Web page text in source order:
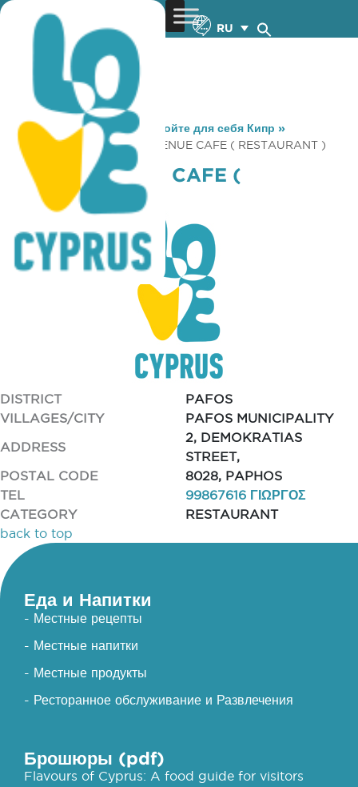
RU
You are here: Home »Откройте для себя Кипр »
Gastronomy
» KORIVOS VENUE CAFE ( RESTAURANT )
KORIVOS VENUE CAFE (
RESTAURANT )
DISTRICT
PAFOS
VILLAGES/CITY
PAFOS MUNICIPALITY
ADDRESS
2, DEMOKRATIAS
STREET,
POSTAL CODE
8028, PAPHOS
TEL
99867616 ΓΙΩΡΓΟΣ
CATEGORY
RESTAURANT
back to top
Еда и Напитки
- Местные рецепты
- Местные напитки
- Местные продукты
- Ресторанное обслуживание и Развлечения
Брошюры (pdf)
Flavours of Cyprus: A food guide for visitors